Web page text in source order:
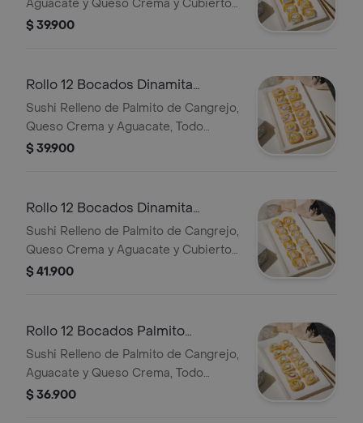
Aguacate y Queso Crema y Cubierto
de Plátano Maduro, 12 Piezas.
$ 39.900
Rollo 12 Bocados Dinamita
Tempura
Sushi Relleno de Palmito de Cangrejo,
Queso Crema y Aguacate, Todo
Tempura, 12 Piezas.
$ 39.900
Rollo 12 Bocados Dinamita
Tropical
Sushi Relleno de Palmito de Cangrejo,
Queso Crema y Aguacate y Cubierto
de Plátano Maduro, 12 Piezas.
$ 41.900
Rollo 12 Bocados Palmito
Tempura
Sushi Relleno de Palmito de Cangrejo,
Aguacate y Queso Crema, Todo
Tempura, 12 Piezas.
$ 36.900